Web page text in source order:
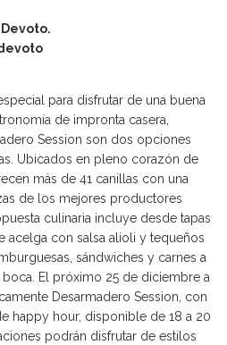
Devoto.
para disfrutar de una buena
de impronta casera,
Session son dos opciones
Ubicados en pleno corazón de
más de 41 canillas con una
de los mejores productores
culinaria incluye desde tapas
acelga con salsa alioli y tequeños
sándwiches y carnes a
boca. El próximo 25 de diciembre a
Desarmadero Session, con
happy hour, disponible de 18 a 20
podrán disfrutar de estilos